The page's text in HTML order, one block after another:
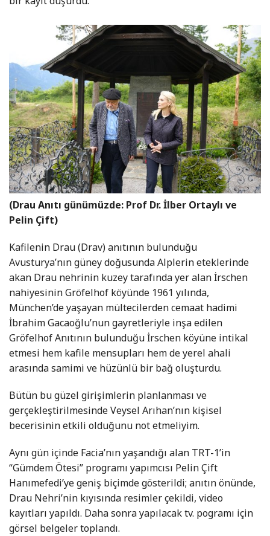
(Drau Anıtı günümüzde: Prof Dr. İlber Ortaylı ve
Pelin Çift)
Kafilenin Drau (Drav) anıtının bulunduğu
Avusturya’nın güney doğusunda Alplerin eteklerinde
akan Drau nehrinin kuzey tarafında yer alan İrschen
nahiyesinin Gröfelhof köyünde 1961 yılında,
München’de yaşayan mültecilerden cemaat hadimi
İbrahim Gacaoğlu’nun gayretleriyle inşa edilen
Gröfelhof Anıtının bulunduğu İrschen köyüne intikal
etmesi hem kafile mensupları hem de yerel ahali
arasında samimi ve hüzünlü bir bağ oluşturdu.
Bütün bu güzel girişimlerin planlanması ve
gerçekleştirilmesinde Veysel Arıhan’nın kişisel
becerisinin etkili olduğunu not etmeliyim.
Aynı gün içinde Facia’nın yaşandığı alan TRT-1’in
“Gümdem Ötesi” programı yapımcısı Pelin Çift
Hanımefedi’ye geniş biçimde gösterildi; anıtın önünde,
Drau Nehri’nin kıyısında resimler çekildi, video
kayıtları yapıldı. Daha sonra yapılacak tv. pogramı için
görsel belgeler toplandı.